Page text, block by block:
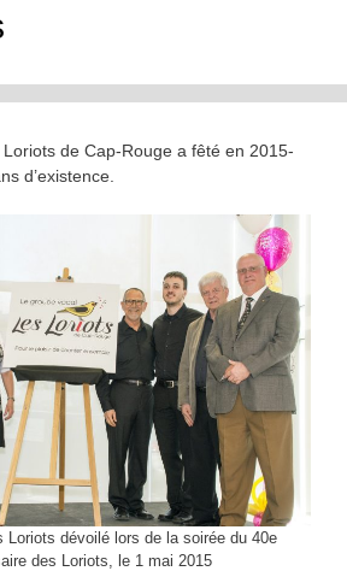
de Cap-Rouge a fêté en 2015-
d’existence.
Loriots dévoilé lors de la soirée du 40e
des Loriots, le 1 mai 2015